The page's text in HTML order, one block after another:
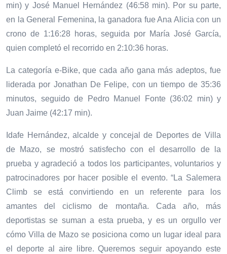
min) y José Manuel Hernández (46:58 min). Por su parte,
en la General Femenina, la ganadora fue Ana Alicia con un
crono de 1:16:28 horas, seguida por María José García,
quien completó el recorrido en 2:10:36 horas.
La categoría e-Bike, que cada año gana más adeptos, fue
liderada por Jonathan De Felipe, con un tiempo de 35:36
minutos, seguido de Pedro Manuel Fonte (36:02 min) y
Juan Jaime (42:17 min).
Idafe Hernández, alcalde y concejal de Deportes de Villa
de Mazo, se mostró satisfecho con el desarrollo de la
prueba y agradeció a todos los participantes, voluntarios y
patrocinadores por hacer posible el evento. “La Salemera
Climb se está convirtiendo en un referente para los
amantes del ciclismo de montaña. Cada año, más
deportistas se suman a esta prueba, y es un orgullo ver
cómo Villa de Mazo se posiciona como un lugar ideal para
el deporte al aire libre. Queremos seguir apoyando este